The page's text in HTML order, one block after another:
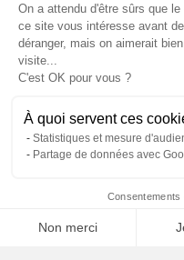
On a attendu d'être sûrs que le
ce site vous intéresse avant
déranger, mais on aimerait
visite...
C'est OK pour vous ?
À quoi servent ces
Statistiques et mesure
Partage de données avec
Consentements
Non merci